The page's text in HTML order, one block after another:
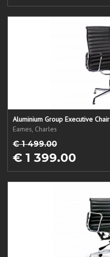
Aluminium Group Executive Chair
Eames, Charles
€ 1 499.00
€ 1 399.00